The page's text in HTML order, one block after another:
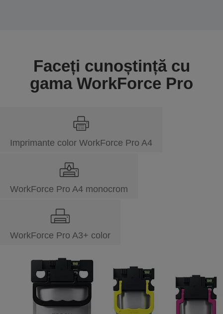
Faceți cunoștință cu
gama WorkForce Pro
Imprimante color WorkForce Pro A4
WorkForce Pro A4 monocrom
WorkForce Pro A3+ color